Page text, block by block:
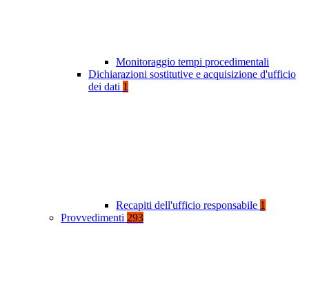
Monitoraggio tempi procedimentali
Dichiarazioni sostitutive e acquisizione d'ufficio
dei dati 1
Recapiti dell'ufficio responsabile 1
Provvedimenti 293